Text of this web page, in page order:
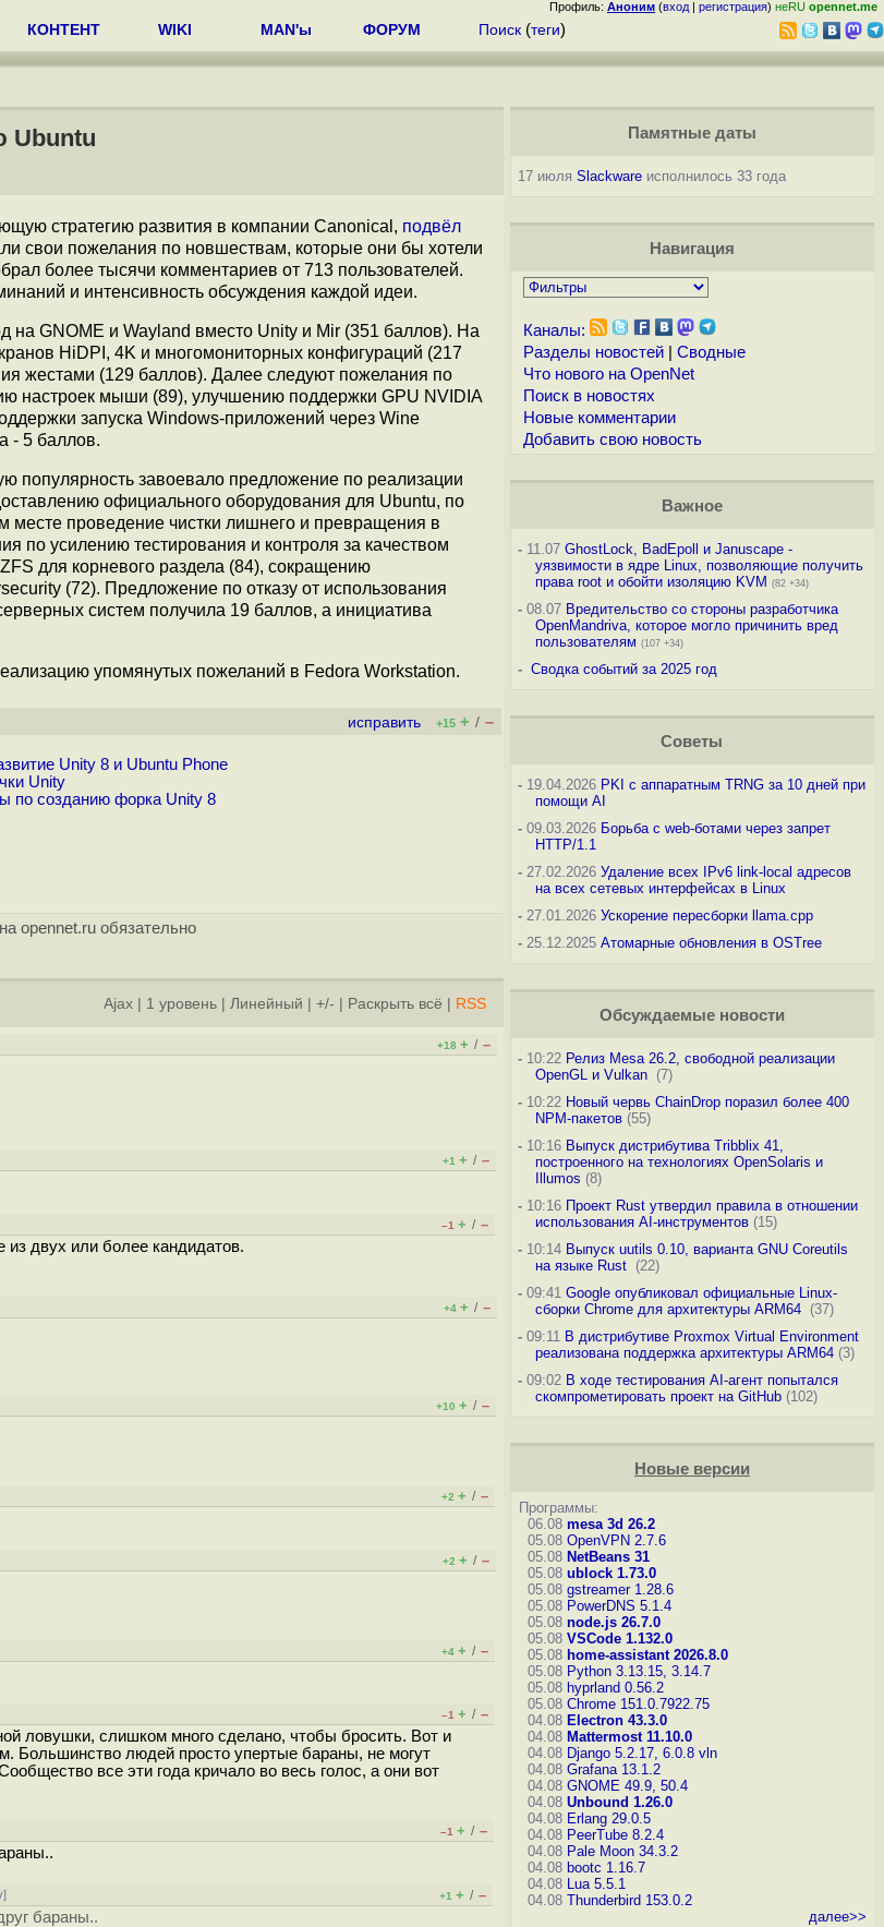
Профиль: Аноним (вход | регистрация) неRU opennet.me
КОНТЕНТ WIKI MAN'ы ФОРУМ Поиск (теги)
Ubuntu
стратегию развития в компании Canonical, подвёл
свои пожелания по новшествам, которые они бы хотели
более тысячи комментариев от 713 пользователей.
и интенсивность обсуждения каждой идеи.
GNOME и Wayland вместо Unity и Mir (351 баллов). На
HiDPI, 4K и многомониторных конфигураций (217
жестами (129 баллов). Далее следуют пожелания по
настроек мыши (89), улучшению поддержки GPU NVIDIA
запуска Windows-приложений через Wine
- 5 баллов.
популярность завоевало предложение по реализации
официального оборудования для Ubuntu, по
месте проведение чистки лишнего и превращения в
по усилению тестирования и контроля за качеством
для корневого раздела (84), сокращению
(72). Предложение по отказу от использования
систем получила 19 баллов, а инициатива
упомянутых пожеланий в Fedora Workstation.
исправить +15 + / –
Unity 8 и Ubuntu Phone
Unity
по созданию форка Unity 8
opennet.ru обязательно
Ajax 1 уровень Линейный +/- Раскрыть всё RSS
+18 + / –
+1 + / –
–1 + / –
двух или более кандидатов.
+4 + / –
+10 + / –
+2 + / –
+2 + / –
+4 + / –
–1 + / –
ловушки, слишком много сделано, чтобы бросить. Вот и
Большинство людей просто упертые бараны, не могут
все эти года кричало во весь голос, а они вот
–1 + / –
] +1 + / –
бараны..
Памятные даты
17 июля Slackwareисполнилось 33 года
Навигация
Каналы:
Разделы новостей| Сводные
Что нового на OpenNet
Поиск в новостях
Новые комментарии
Добавить свою новость
Важное
-11.07 GhostLock, BadEpoll и Januscape -
уязвимости в ядре Linux, позволяющие получить
права root и обойти изоляцию KVM (82 +34)
-08.07 Вредительство со стороны разработчика
OpenMandriva, которое могло причинить вред
пользователям (107 +34)
- Сводка событий за 2025 год
Советы
-19.04.2026 PKI с аппаратным TRNG за 10 дней при
помощи AI
-09.03.2026 Борьба с web-ботами через запрет
HTTP/1.1
-27.02.2026 Удаление всех IPv6 link-local адресов
на всех сетевых интерфейсах в Linux
-27.01.2026 Ускорение пересборки llama.cpp
-25.12.2025 Атомарные обновления в OSTree
Обсуждаемые новости
-10:22 Релиз Mesa 26.2, свободной реализации
OpenGL и Vulkan (7)
-10:22 Новый червь ChainDrop поразил более 400
NPM-пакетов(55)
-10:16 Выпуск дистрибутива Tribblix 41,
построенного на технологиях OpenSolaris и
Illumos (8)
-10:16 Проект Rust утвердил правила в отношении
использования AI-инструментов(15)
-10:14 Выпуск uutils 0.10, варианта GNU Coreutils
на языке Rust (22)
-09:41 Google опубликовал официальные Linux-
сборки Chrome для архитектуры ARM64 (37)
-09:11 В дистрибутиве Proxmox Virtual Environment
реализована поддержка архитектуры ARM64(3)
-09:02 В ходе тестирования AI-агент попытался
скомпрометировать проект на GitHub(102)
Новые версии
Программы:
06.08 mesa 3d 26.2
05.08 OpenVPN 2.7.6
05.08 NetBeans 31
05.08 ublock 1.73.0
05.08 gstreamer 1.28.6
05.08 PowerDNS 5.1.4
05.08 node.js 26.7.0
05.08 VSCode 1.132.0
05.08 home-assistant 2026.8.0
05.08 Python 3.13.15, 3.14.7
05.08 hyprland 0.56.2
05.08 Chrome 151.0.7922.75
04.08 Electron 43.3.0
04.08 Mattermost 11.10.0
04.08 Django 5.2.17, 6.0.8 vln
04.08 Grafana 13.1.2
04.08 GNOME 49.9, 50.4
04.08 Unbound 1.26.0
04.08 Erlang 29.0.5
04.08 PeerTube 8.2.4
04.08 Pale Moon 34.3.2
04.08 bootc 1.16.7
04.08 Lua 5.5.1
04.08 Thunderbird 153.0.2
далее>>